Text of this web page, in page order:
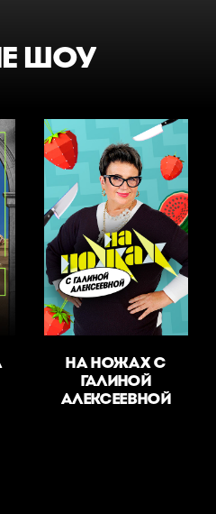
ШОУ
НА НОЖАХ С
ГАЛИНОЙ
АЛЕКСЕЕВНОЙ